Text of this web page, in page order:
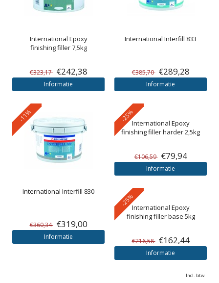
International Epoxy
finishing filler 7,5kg
€323,17 €242,38
Informatie
International Interfill 833
€385,70 €289,28
Informatie
-11%
International Interfill 830
€360,34 €319,00
Informatie
-25%International Epoxy
finishing filler harder 2,5kg
€106,59 €79,94
Informatie
-25%International Epoxy
finishing filler base 5kg
€216,58 €162,44
Informatie
Incl. btw